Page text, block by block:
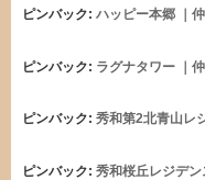
ピンバック: ハッピー本郷 ｜
ピンバック: ラグナタワー ｜
ピンバック: 秀和第2北青山レ
ピンバック: 秀和桜丘レジデ